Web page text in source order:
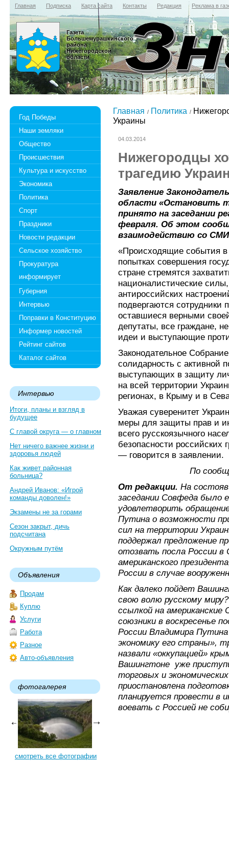
Главная Подписка Карта сайта Контакты Редакция Реклама в
Газета
Большемурашкинского
района
Нижегородской
области
Год Победы
Наши земляки
Общество
Происшествия
Культура и искусство
Экономика
Политика
Спорт
Праздники
Новости редакции
Сельское хозяйство
Прокуратура
информирует
Губерния
Интервью
Поправки в Конституцию
Информер новостей
Рейтинг сайтов
Каталог сайтов
Интервью
Итоги, планы и взгляд в
будущее
С главой округа — о главном
Нет ничего важнее жизни и
здоровья людей
Как живет районная
больница?
Андрей Иванов: «Игрой
команды доволен!»
Экзамены не за горами
Сезон закрыт, дичь
подсчитана
Окружным путём
Объявления
Продам
Куплю
Услуги
Работа
Разное
Авто-объявления
фотогалерея
смотреть все фотографии
Главная Политика
Украины
04.03.2014
Нижегородцы
трагедию
Заявление
области «Остановить
принято на заседании
февраля. Об этом
взаимодействию со СМИ
«Происходящие события в
попытках совершения
стране стремятся
националистические
антироссийских
подвергаются сотрудники
оставшиеся верными
депутаты, все граждане,
идеи и выступающие
Законодательное
солидарность с активной
выступающих в защиту
на всей территории
регионах, в Крыму и в
Уважая суверенитет
меры для защиты прав и
всего русскоязычного
безопасности
— говорится в заявлении.
По
От редакции. На
заседании Совфеда было
удовлетворить
Путина о возможности
сил на территории
поддержал предложение
отозвать посла России
американского
России в случае
Как далеко пойдет
свою волю русскому
ссылкой на
союзники в воскресенье
России Владимира
экономику его страны»,
назвали «оккупацией»
Вашингтоне уже
торговых и
приостановлена
планируется провести в
воевать с Россией не